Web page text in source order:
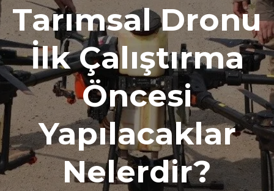
Tarımsal Dronu
İlk Çalıştırma
Öncesi
Yapılacaklar
Nelerdir?